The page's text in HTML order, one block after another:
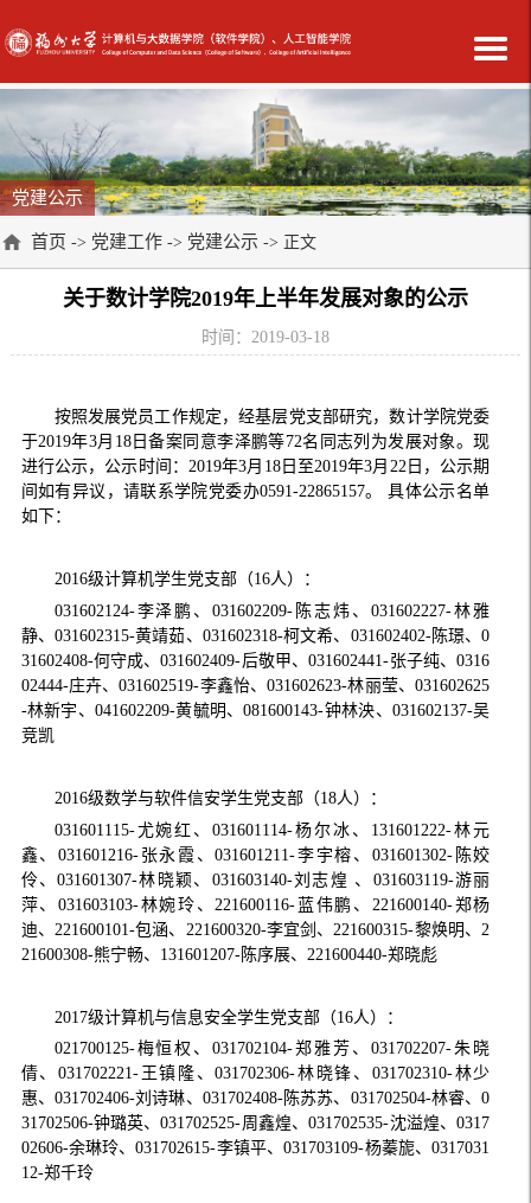
党建公示
首页 -> 党建工作 -> 党建公示 -> 正文
关于数计学院2019年上半年发展对象的公示
时间：2019-03-18
按照发展党员工作规定，经基层党支部研究，数计学院党委
于2019年3月 18日备案同意李泽鹏等72名同志列为发展对象。现
进行公示，公示时间： 2019年3月 18日至2019年3月 22日，公示期
间如有异议，请联系学院党委办0591-22865157。
具体公示名单
如下：
2016级计算机学生党支部 （16人）
：
031602124-李泽鹏、031602209- 陈志炜、031602227-林雅
静、 031602315-黄靖茹、 031602318-柯文希、 031602402-陈璟、0
31602408-何守成、031602409-后敬甲、031602441-张子纯、0316
02444-庄卉、031602519-李鑫怡、031602623-林丽莹、031602625
-林新宇、041602209-黄毓明、081600143-钟林泱、 031602137-吴
竞凯
2016级数学与软件信安学生党支部 （18人）
：
031601115-尤婉红、031601114-杨尔冰、 131601222-林元
鑫、 031601216-张永霞、031601211-李宇榕、 031601302-陈姣
伶、031601307-林晓颖、 031603140-刘志煌 、 031603119-游丽
萍、 031603103-林婉玲、 221600116-蓝伟鹏、 221600140-郑杨
迪、 221600101-包涵、 221600320-李宜剑、 221600315-黎焕明、 2
21600308-熊宁畅、 131601207-陈序展、 221600440-郑晓彪
2017级计算机与信息安全学生党支部 （16人）
：
021700125-梅恒权、031702104-郑雅芳、031702207-朱晓
倩、 031702221-王镇隆、031702306-林晓锋、 031702310-林少
惠、 031702406-刘诗琳、 031702408-陈苏苏、 031702504-林睿、0
31702506-钟璐英、031702525-周鑫煌、031702535-沈溢煌、0317
02606-余琳玲、031702615-李镇平、031703109-杨蓁旎、0317031
12-郑千玲